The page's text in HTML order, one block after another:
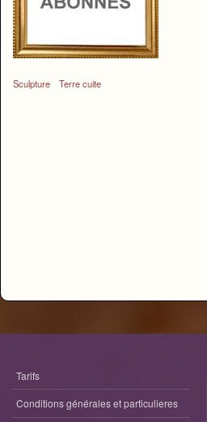
Sculpture Terre cuite
Tarifs
Conditions générales et particulieres